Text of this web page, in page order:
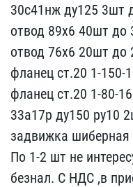
30с41нж ду125 3шт
отвод 89х6 40шт до
отвод 76х6 20шт до
фланец ст.20 1-150-
фланец ст.​20 1-80-
3​3а17р ду150 ру10
задвижка​ шиберная
По 1-2 шт не
безнал. С НДС ,​в